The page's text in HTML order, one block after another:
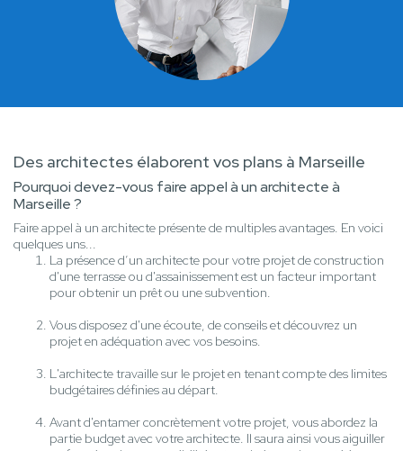
Des architectes élaborent vos plans à Marseille
Pourquoi devez-vous faire appel à un architecte à
Marseille ?
Faire appel à un architecte présente de multiples avantages. En voici
quelques uns...
La présence d’un architecte pour votre projet de construction
d'une terrasse ou d'assainissement est un facteur important
pour obtenir un prêt ou une subvention.
Vous disposez d'une écoute, de conseils et découvrez un
projet en adéquation avec vos besoins.
L'architecte travaille sur le projet en tenant compte des limites
budgétaires définies au départ.
Avant d'entamer concrètement votre projet, vous abordez la
partie budget avec votre architecte. Il saura ainsi vous aiguiller